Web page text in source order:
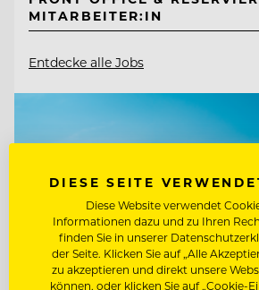
MITARBEITER:IN
Entdecke alle Jobs
DIESE SEITE
Diese Website verwendet
Informationen dazu und zu Ihren
finden Sie in unserer
der Seite. Klicken Sie auf „Alle
zu akzeptieren und direkt unsere
können, oder klicken Sie auf „Cookie-